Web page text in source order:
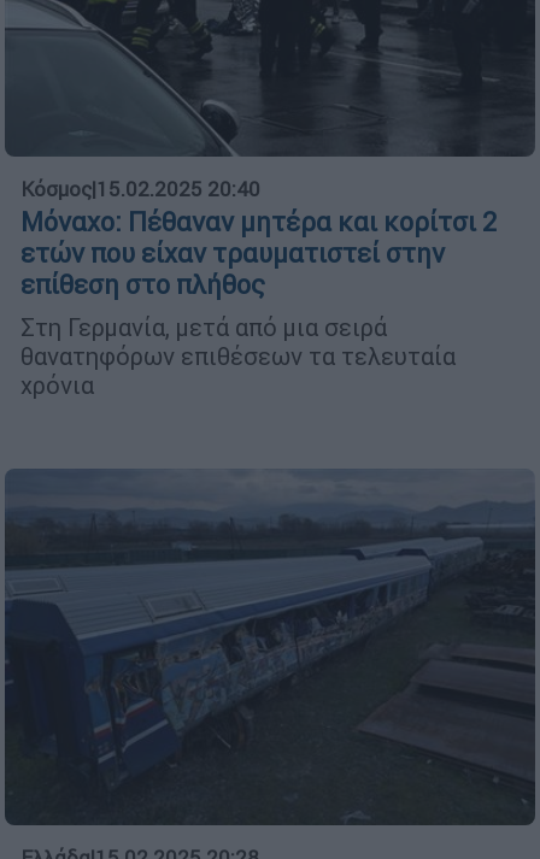
Κόσμος|15.02.2025 20:40
Μόναχο: Πέθαναν μητέρα και κορίτσι 2
ετών που είχαν τραυματιστεί στην
επίθεση στο πλήθος
Στη Γερμανία, μετά από μια σειρά
θανατηφόρων επιθέσεων τα τελευταία
χρόνια